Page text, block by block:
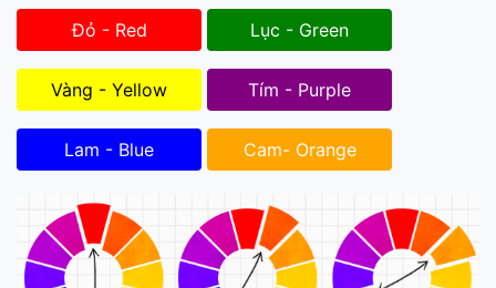
Đỏ - Red Lục - Green
Vàng - Yellow Tím - Purple
Lam - Blue Cam- Orange